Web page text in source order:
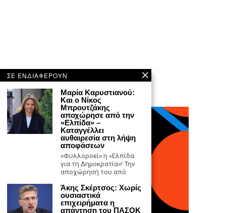
ΣΕ ΕΝΔΙΑΦΕΡΟΥΝ
Μαρία Καρυστιανού:
Και ο Νίκος
Μπρουτζάκης
αποχώρησε από την
«Ελπίδα» –
Καταγγέλλει
αυθαιρεσία στη λήψη
αποφάσεων
«Φυλλοροεί» η «Ελπίδα
για τη Δημοκρατία»! Την
αποχώρησή του από
Άκης Σκέρτσος: Χωρίς
ουσιαστικά
επιχειρήματα η
απάντηση του ΠΑΣΟΚ